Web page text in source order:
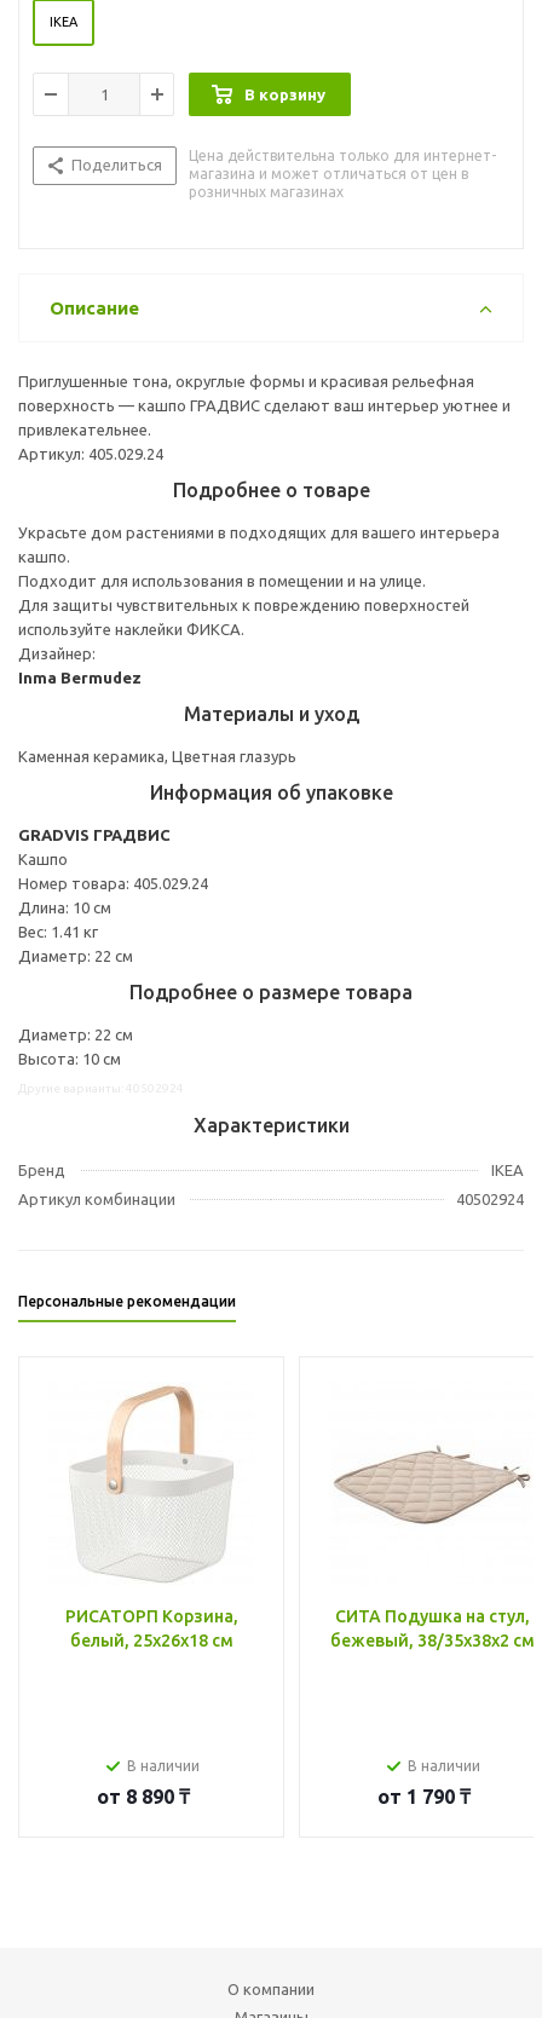
IKEA
В корзину
Поделиться
Цена действительна только для интернет-
магазина и может отличаться от цен в
розничных магазинах
Описание
Приглушенные тона, округлые формы и красивая рельефная
поверхность — кашпо ГРАДВИС сделают ваш интерьер уютнее и
привлекательнее.
Артикул: 405.029.24
Подробнее о товаре
Украсьте дом растениями в подходящих для вашего интерьера
кашпо.
Подходит для использования в помещении и на улице.
Для защиты чувствительных к повреждению поверхностей
используйте наклейки ФИКСА.
Дизайнер:
Inma Bermudez
Материалы и уход
Каменная керамика, Цветная глазурь
Информация об упаковке
GRADVIS ГРАДВИС
Кашпо
Номер товара: 405.029.24
Длина: 10 см
Вес: 1.41 кг
Диаметр: 22 см
Подробнее о размере товара
Диаметр: 22 см
Высота: 10 см
Характеристики
Бренд
IKEA
Артикул комбинации
40502924
Персональные рекомендации
РИСАТОРП Корзина,
белый, 25x26x18 см
В наличии
от 8 890 ₸
СИТА Подушка на стул,
бежевый, 38/35x38x2 см
В наличии
от 1 790 ₸
О компании